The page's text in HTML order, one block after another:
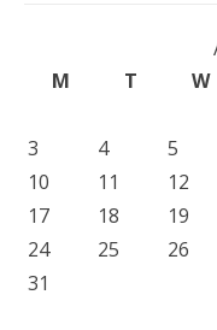
M
T W
3
4 5
10
11 12
17
18 19
24
25 26
31